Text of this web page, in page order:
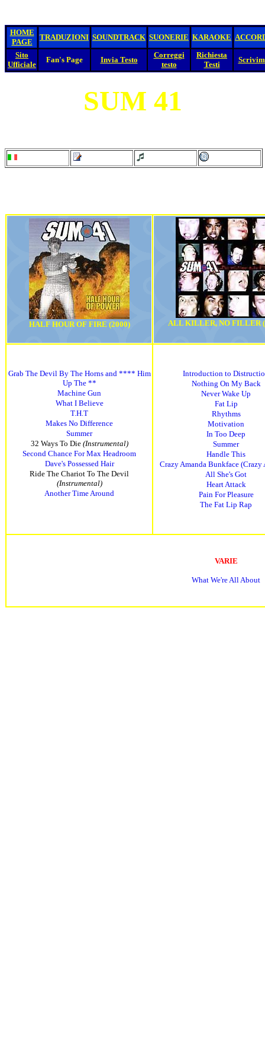
HOME
PAGE
TRADUZIONI SOUNDTRACK SUONERIE KARAOKE
Sito
Ufficiale
Fan's Page Invia Testo
Correggi
testo
Richiesta
Testi
SUM 41
HALF HOUR OF FIRE (2000) ALL KILLER, NO FILLER
Grab The Devil By The Horns and **** Him
Up The **
Machine Gun
What I Believe
T.H.T
Makes No Difference
Summer
32 Ways To Die (Instrumental)
Second Chance For Max Headroom
Dave's Possessed Hair
Ride The Chariot To The Devil
(Instrumental)
Another Time Around
Introduction to
Nothing On My Back
Never Wake Up
Fat Lip
Rhythms
Motivation
In Too Deep
Summer
Handle This
Crazy Amanda Bunkface (Crazy
All She's Got
Heart Attack
Pain For Pleasure
The Fat Lip Rap
VARIE
What We're All About